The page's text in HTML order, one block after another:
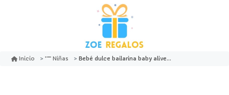
Inicio Niñas Bebé dulce bailarina baby alive - hasbro